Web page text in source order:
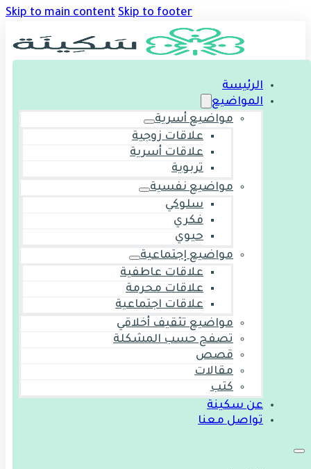
Skip to main content Skip to footer
الرئيسة
المواضيع
مواضيع أسرية
علاقات زوجية
علاقات أسرية
تربوية
مواضيع نفسية
سلوكي
فكري
حيوي
مواضيع إجتماعية
علاقات عاطفية
علاقات محرمة
علاقات اجتماعية
مواضيع تثقيف أخلاقي
تصفح حسب المشكلة
قصص
مقالات
كتب
عن سكينة
تواصل معنا